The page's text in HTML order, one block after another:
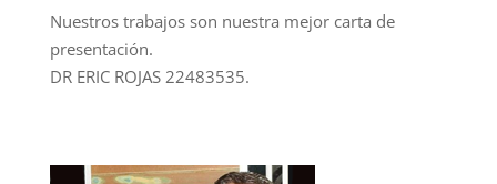
Nuestros trabajos son nuestra mejor carta de
presentación.
DR ERIC ROJAS 22483535.